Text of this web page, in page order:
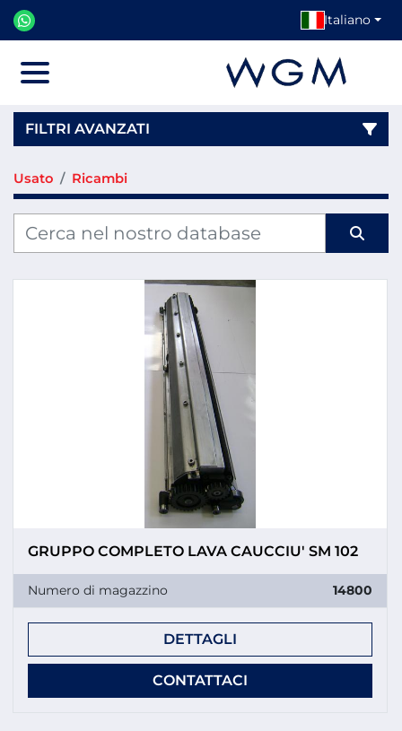
Italiano
FILTRI AVANZATI
Categoria
Produttore
Usato Ricambi
GRUPPO COMPLETO LAVA CAUCCIU' SM 102
Numero di magazzino 14800
DETTAGLI
CONTATTACI